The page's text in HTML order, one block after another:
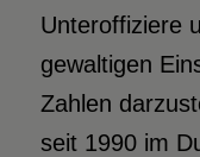
Unteroffiziere
gewaltigen
Zahlen
seit 1990 im